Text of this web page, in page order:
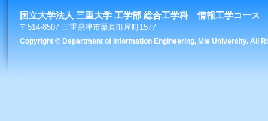
国立大学法人 三重大学 工学部 総合工学科 情報工学コース
〒514-8507 三重県津市栗真町屋町1577
Copyright © Department of Information Engineering, Mie University. All